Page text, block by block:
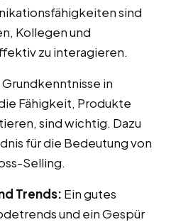
sind
Kollegen und
zu interagieren.
Grundkenntnisse in
Fähigkeit, Produkte
sind wichtig. Dazu
für die Bedeutung von
Selling.
Trends: Ein gutes
und ein Gespür